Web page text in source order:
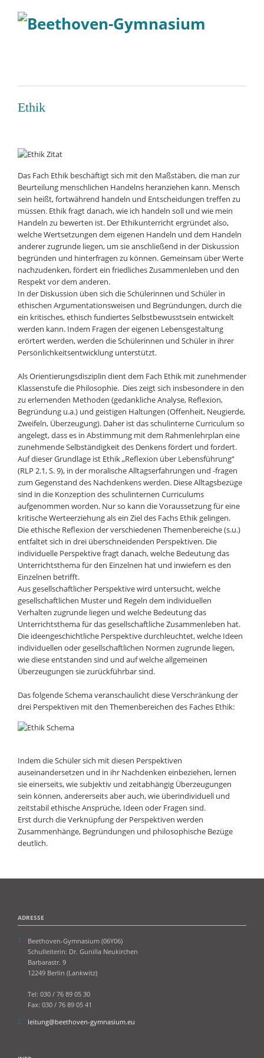
Ethik
Das Fach Ethik beschäftigt sich mit den Maßstäben, die man zur
Beurteilung menschlichen Handelns heranziehen kann. Mensch
sein heißt, fortwährend handeln und Entscheidungen treffen zu
müssen. Ethik fragt danach, wie ich handeln soll und wie mein
Handeln zu bewerten ist. Der Ethikunterricht ergründet also,
welche Wertsetzungen dem eigenen Handeln und dem Handeln
anderer zugrunde liegen, um sie anschließend in der Diskussion
begründen und hinterfragen zu können. Gemeinsam über Werte
nachzudenken, fördert ein friedliches Zusammenleben und den
Respekt vor dem anderen.
In der Diskussion üben sich die Schülerinnen und Schüler in
ethischen Argumentationsweisen und Begründungen, durch die
ein kritisches, ethisch fundiertes Selbstbewusstsein entwickelt
werden kann. Indem Fragen der eigenen Lebensgestaltung
erörtert werden, werden die Schülerinnen und Schüler in ihrer
Persönlichkeitsentwicklung unterstützt.
Als Orientierungsdisziplin dient dem Fach Ethik mit zunehmender
Klassenstufe die Philosophie. Dies zeigt sich insbesondere in den
zu erlernenden Methoden (gedankliche Analyse, Reflexion,
Begründung u.a.) und geistigen Haltungen (Offenheit, Neugierde,
Zweifeln, Überzeugung). Daher ist das schulinterne Curriculum so
angelegt, dass es in Abstimmung mit dem Rahmenlehrplan eine
zunehmende Selbständigkeit des Denkens fördert und fordert.
Auf dieser Grundlage ist Ethik „Reflexion über Lebensführung“
(RLP 2.1, S. 9), in der moralische Alltagserfahrungen und -fragen
zum Gegenstand des Nachdenkens werden. Diese Alltagsbezüge
sind in die Konzeption des schulinternen Curriculums
aufgenommen worden. Nur so kann die Voraussetzung für eine
kritische Werteerziehung als ein Ziel des Fachs Ethik gelingen.
Die ethische Reflexion der verschiedenen Themenbereiche (s.u.)
entfaltet sich in drei überschneidenden Perspektiven. Die
individuelle Perspektive fragt danach, welche Bedeutung das
Unterrichtsthema für den Einzelnen hat und inwiefern es den
Einzelnen betrifft.
Aus gesellschaftlicher Perspektive wird untersucht, welche
gesellschaftlichen Muster und Regeln dem individuellen
Verhalten zugrunde liegen und welche Bedeutung das
Unterrichtsthema für das gesellschaftliche Zusammenleben hat.
Die ideengeschichtliche Perspektive durchleuchtet, welche Ideen
individuellen oder gesellschaftlichen Normen zugrunde liegen,
wie diese entstanden sind und auf welche allgemeinen
Überzeugungen sie zurückführbar sind.
Das folgende Schema veranschaulicht diese Verschränkung der
drei Perspektiven mit den Themenbereichen des Faches Ethik:
Indem die Schüler sich mit diesen Perspektiven
auseinandersetzen und in ihr Nachdenken einbeziehen, lernen
sie einerseits, wie subjektiv und zeitabhängig Überzeugungen
sein können, andererseits aber auch, wie überindividuell und
zeitstabil ethische Ansprüche, Ideen oder Fragen sind.
Erst durch die Verknüpfung der Perspektiven werden
Zusammenhänge, Begründungen und philosophische Bezüge
deutlich.
ADRESSE
Beethoven-Gymnasium (06Y06)
Schulleiterin: Dr. Gunilla Neukirchen
Barbarastr. 9
12249 Berlin (Lankwitz)
Tel: 030 / 76 89 05 30
Fax: 030 / 76 89 05 41
leitung@beethoven-gymnasium.eu